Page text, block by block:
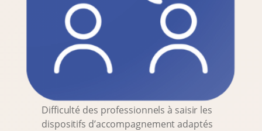
Difficulté des professionnels à saisir les
dispositifs d’accompagnement adaptés